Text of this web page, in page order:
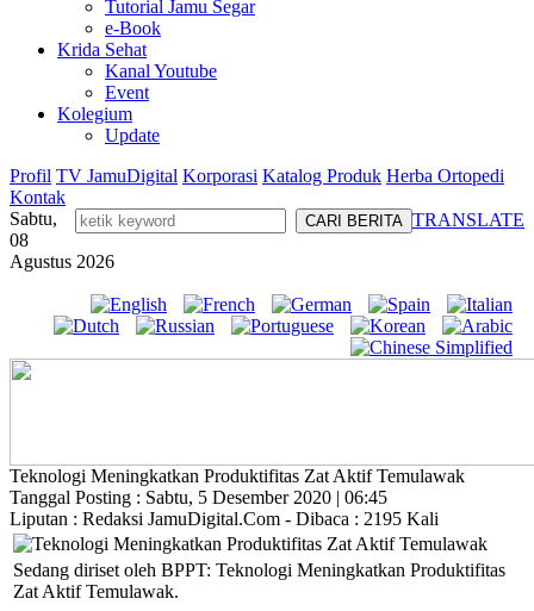
Tutorial Jamu Segar
e-Book
Krida Sehat
Kanal Youtube
Event
Kolegium
Update
Profil TV JamuDigital Korporasi Katalog Produk Herba Ortopedi
Kontak
TRANSLATE
Sabtu,
08
Agustus 2026
Teknologi Meningkatkan Produktifitas Zat Aktif Temulawak
Tanggal Posting : Sabtu, 5 Desember 2020 | 06:45
Liputan : Redaksi JamuDigital.Com - Dibaca : 2195 Kali
Sedang diriset oleh BPPT: Teknologi Meningkatkan Produktifitas
Zat Aktif Temulawak.